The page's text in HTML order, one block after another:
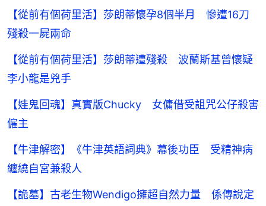
【從前有個荷里活】莎朗蒂懷孕8個半月 慘遭16刀
殘殺一屍兩命
【從前有個荷里活】莎朗蒂遭殘殺 波蘭斯基曾懷疑
李小龍是兇手
【娃鬼回魂】真實版Chucky 女傭借受詛咒公仔殺害
僱主
【牛津解密】《牛津英語詞典》幕後功臣 受精神病
纏繞自宮兼殺人
【詭墓】古老生物Wendigo擁超自然力量 係傳說定